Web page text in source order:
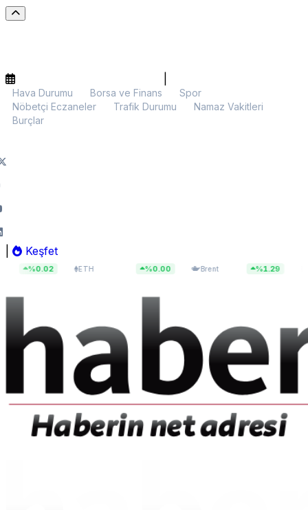
Hava Durumu Borsa ve Finans
Spor
Nöbetçi Eczaneler
Trafik Durumu
Namaz Vakitleri
Burçlar
Keşfet
ETH$1.918,89 Brent $83,55 %1.29 BIST 100